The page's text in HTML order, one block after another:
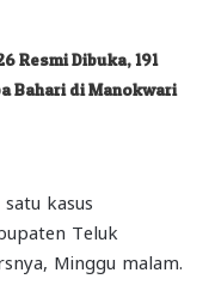
Resmi Dibuka, 191
Bahari di Manokwari
kasus
Teluk
Minggu malam.